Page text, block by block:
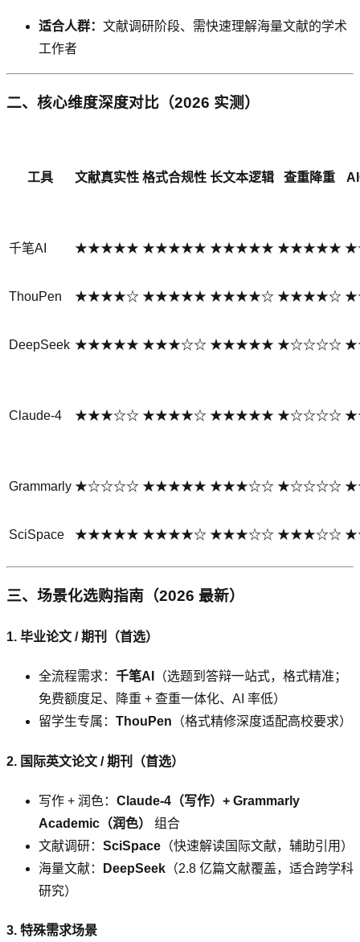
适合人群： 文献调研阶段、需快速理解海量文献的学术
工作者
二、核心维度深度对比（2026 实测）
工具 文献真实性 格式合规性 长文本逻辑 查重降重
千笔AI ★★★★★ ★★★★★ ★★★★★ ★★★★★
ThouPen ★★★★☆ ★★★★★ ★★★★☆ ★★★★☆
DeepSeek ★★★★★ ★★★☆☆ ★★★★★ ★☆☆☆☆
Claude-4 ★★★☆☆ ★★★★☆ ★★★★★ ★☆☆☆☆
Grammarly ★☆☆☆☆ ★★★★★ ★★★☆☆ ★☆☆☆☆
SciSpace ★★★★★ ★★★★☆ ★★★☆☆ ★★★☆☆
三、场景化选购指南（2026 最新）
1. 毕业论文 / 期刊（首选）
全流程需求： 千笔AI
（选题到答辩一站式，格式精准；
免费额度足、降重 + 查重一体化、AI 率低）
留学生专属： ThouPen （格式精修深度适配高校要求）
2. 国际英文论文 / 期刊（首选）
写作 + 润色： Claude-4（写作）+ Grammarly
Academic（润色）
组合
文献调研： SciSpace （快速解读国际文献，辅助引用）
海量文献：
DeepSeek （2.8 亿篇文献覆盖，适合跨学科
研究）
3. 特殊需求场景